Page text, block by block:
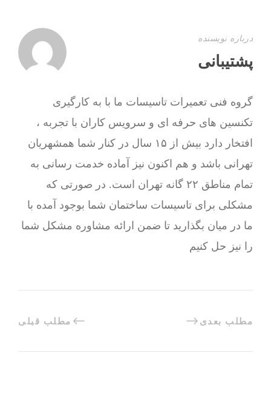
درباره نویسنده
پشتیبانی
گروه فنی تعمیرات تاسیسات ما با به‌ کارگیری
تکنسین های حرفه ای و سرویس کاران با تجربه ،
افتخار دارد بیش از ۱۵ سال در کنار شما همشهریان
تهرانی باشد و هم اکنون نیز آماده خدمت رسانی به
تمام مناطق ۲۲ گانه تهران است. در صورتی که
مشکلی برای تاسیسات ساختمان شما بوجود آمده با
ما در میان بگذارید تا ضمن ارائه مشاوره مشکل شما
را نیز حل کنیم
مطلب قبلی مطلب بعدی